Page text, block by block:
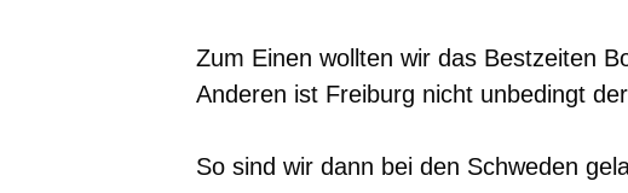
Zum Einen wollten wir das Bestzeiten
Anderen ist Freiburg nicht unbedingt
So sind wir dann bei den Schweden